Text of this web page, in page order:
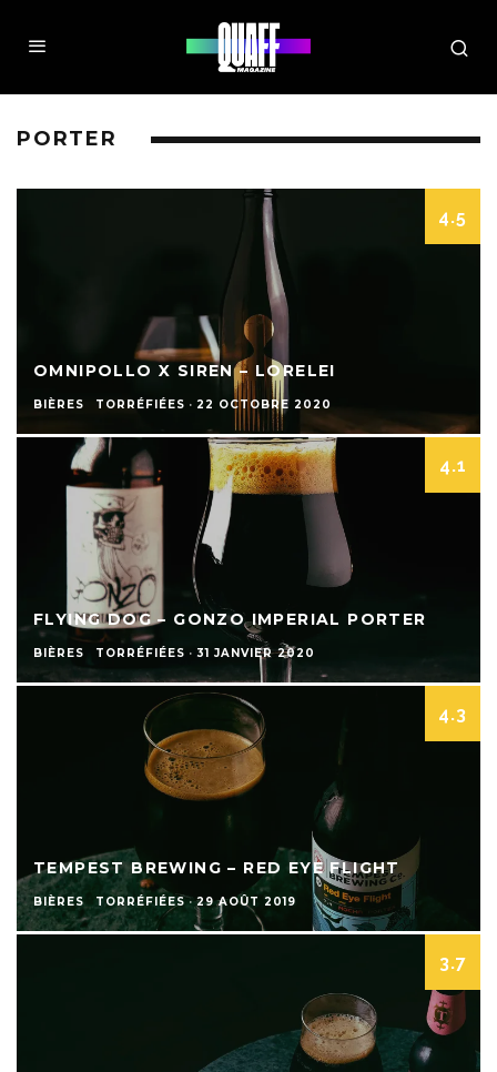
PORTER
4.5
OMNIPOLLO X SIREN – LORELEI
BIÈRES TORRÉFIÉES · 22 OCTOBRE 2020
4.1
FLYING DOG – GONZO IMPERIAL PORTER
BIÈRES TORRÉFIÉES · 31 JANVIER 2020
4.3
TEMPEST BREWING – RED EYE FLIGHT
BIÈRES TORRÉFIÉES · 29 AOÛT 2019
3.7